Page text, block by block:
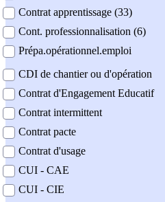
Contrat apprentissage (33)
Cont. professionnalisation (6)
Prépa.opérationnel.emploi
CDI de chantier ou d'opération
Contrat d'Engagement Educatif
Contrat intermittent
Contrat pacte
Contrat d'usage
CUI - CAE
CUI - CIE